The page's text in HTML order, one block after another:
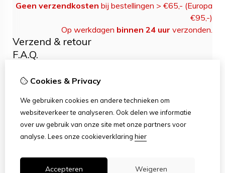
Geen verzendkosten bij bestellingen > €65,- (Europa
€95,-)
Op werkdagen binnen 24 uur verzonden.
Verzend & retour
F.A.Q.
Over Artoek
Kiekjes
Naaipatronen
Knutseltips
Cookies & Privacy
We gebruiken cookies en andere technieken om
websiteverkeer te analyseren. Ook delen we informatie
over uw gebruik van onze site met onze partners voor
analyse. Lees onze cookieverklaring hier
Accepteren Weigeren